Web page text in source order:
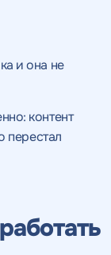
и она не
контент
перестал